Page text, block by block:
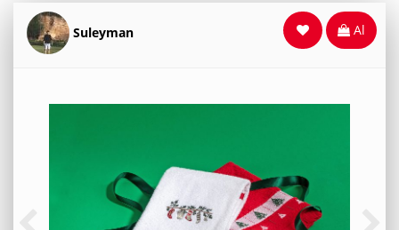
Suleyman Al